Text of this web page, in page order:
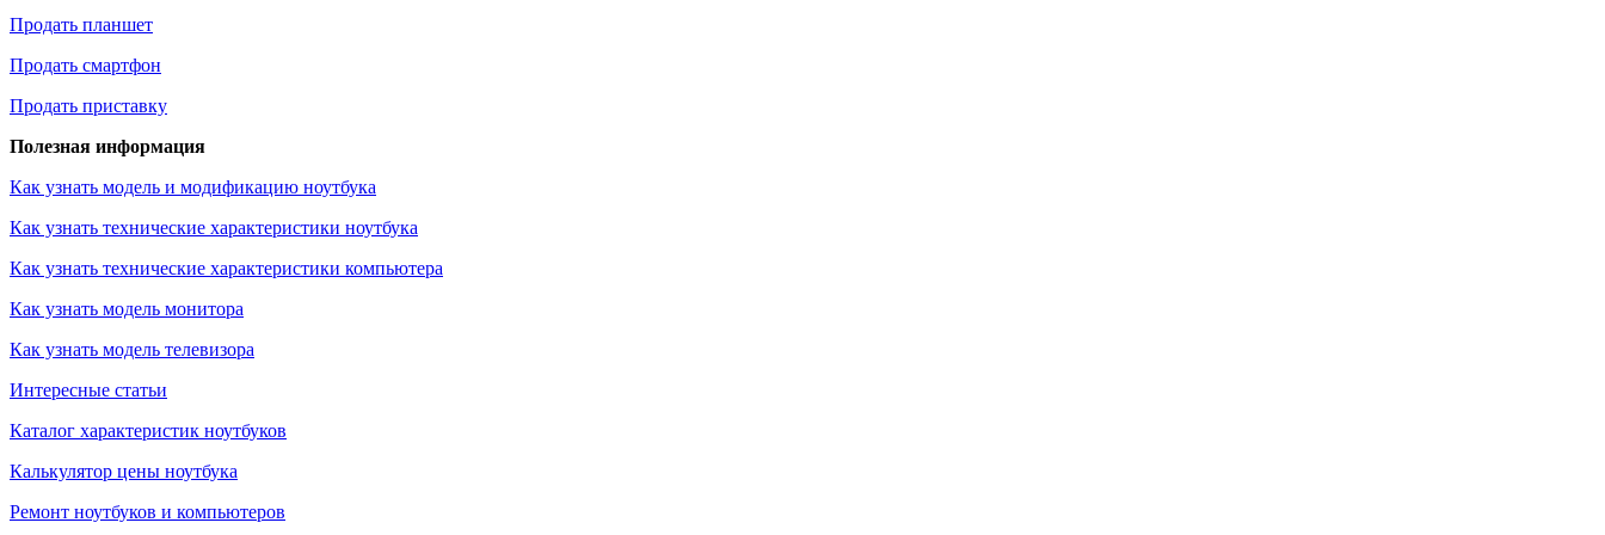
Продать планшет
Продать смартфон
Продать приставку
Полезная информация
Как узнать модель и модификацию ноутбука
Как узнать технические характеристики ноутбука
Как узнать технические характеристики компьютера
Как узнать модель монитора
Как узнать модель телевизора
Интересные статьи
Каталог характеристик ноутбуков
Калькулятор цены ноутбука
Ремонт ноутбуков и компьютеров